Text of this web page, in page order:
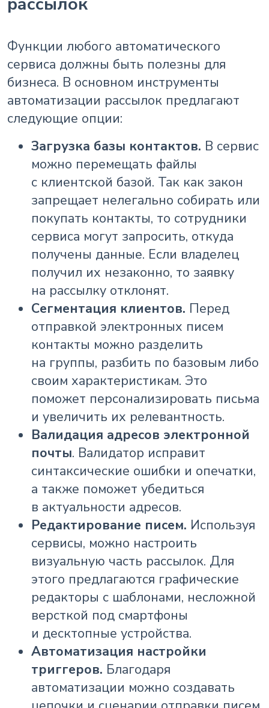
Функции любого автоматического
сервиса должны быть полезны для
бизнеса. В основном инструменты
автоматизации рассылок предлагают
следующие опции:
Загрузка базы контактов. В сервис
можно перемещать файлы
с клиентской базой. Так как закон
запрещает нелегально собирать или
покупать контакты, то сотрудники
сервиса могут запросить, откуда
получены данные. Если владелец
получил их незаконно, то заявку
на рассылку отклонят.
Сегментация клиентов. Перед
отправкой электронных писем
контакты можно разделить
на группы, разбить по базовым либо
своим характеристикам. Это
поможет персонализировать письма
и увеличить их релевантность.
Валидация адресов электронной
почты. Валидатор исправит
синтаксические ошибки и опечатки,
а также поможет убедиться
в актуальности адресов.
Редактирование писем. Используя
сервисы, можно настроить
визуальную часть рассылок. Для
этого предлагаются графические
редакторы с шаблонами, несложной
версткой под смартфоны
и десктопные устройства.
Автоматизация настройки
триггеров. Благодаря
автоматизации можно создавать